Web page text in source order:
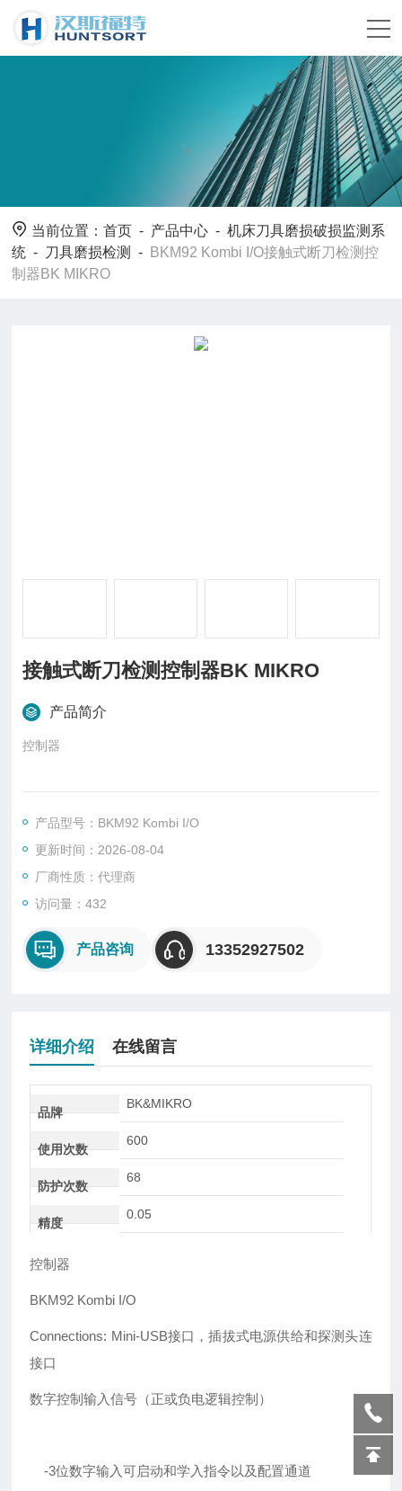
当前位置：首页 - 产品中心 -机床刀具磨损破损监测系
统 - 刀具磨损检测 -
BKM92 Kombi I/O接触式断刀检测控
制器BK MIKRO
接触式断刀检测控制器BK MIKRO
产品简介
控制器
BKM92 Kombi I/O
Connections: Mini-USB接口，插拔式电源供给和探测头连接口
数字控制输入信号（正或负电逻辑控制）
产品型号：BKM92 Kombi I/O
更新时间：2026-08-04
厂商性质：代理商
访问量：432
产品咨询 13352927502
详细介绍 在线留言
品牌
BK&MIKRO
使用次数
600
防护次数
68
精度
0.05
控制器
BKM92 Kombi I/O
Connections: Mini-USB接口，插拔式电源供给和探测头连
接口
数字控制输入信号（正或负电逻辑控制）
-3位数字输入可启动和学入指令以及配置通道